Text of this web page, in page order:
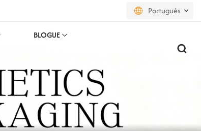
Português
русский
español
BLOGUE